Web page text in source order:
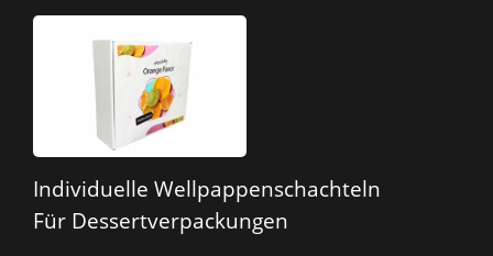
Individuelle Wellpappenschachteln
Für Dessertverpackungen